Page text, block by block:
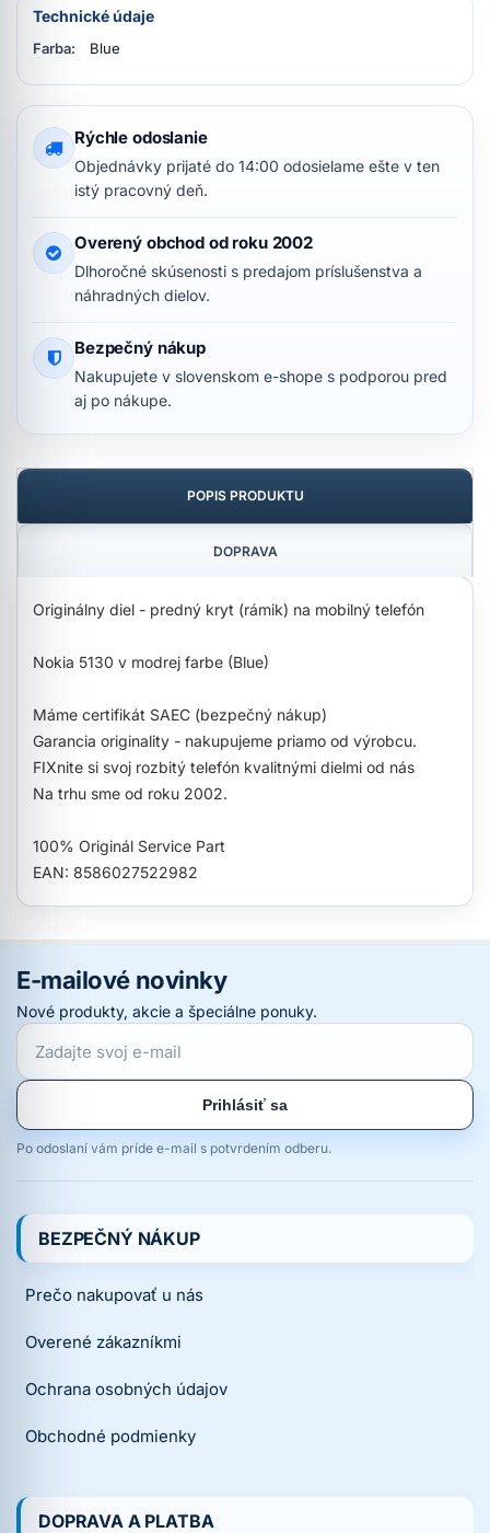
Technické údaje
Farba: Blue
Rýchle odoslanie
Objednávky prijaté do 14:00 odosielame ešte v ten
istý pracovný deň.
Overený obchod od roku 2002
Dlhoročné skúsenosti s predajom príslušenstva a
náhradných dielov.
Bezpečný nákup
Nakupujete v slovenskom e-shope s podporou pred
aj po nákupe.
POPIS PRODUKTU
DOPRAVA
Originálny diel - predný kryt (rámik) na mobilný telefón
Nokia 5130 v modrej farbe (Blue)
Máme certifikát SAEC (bezpečný nákup)
Garancia originality - nakupujeme priamo od výrobcu.
FIXnite si svoj rozbitý telefón kvalitnými dielmi od nás
Na trhu sme od roku 2002.
100% Originál Service Part
EAN: 8586027522982
E-mailové novinky
Nové produkty, akcie a špeciálne ponuky.
Prihlásiť sa
Po odoslaní vám príde e-mail s potvrdením odberu.
BEZPEČNÝ NÁKUP
Prečo nakupovať u nás
Overené zákazníkmi
Ochrana osobných údajov
Obchodné podmienky
DOPRAVA A PLATBA